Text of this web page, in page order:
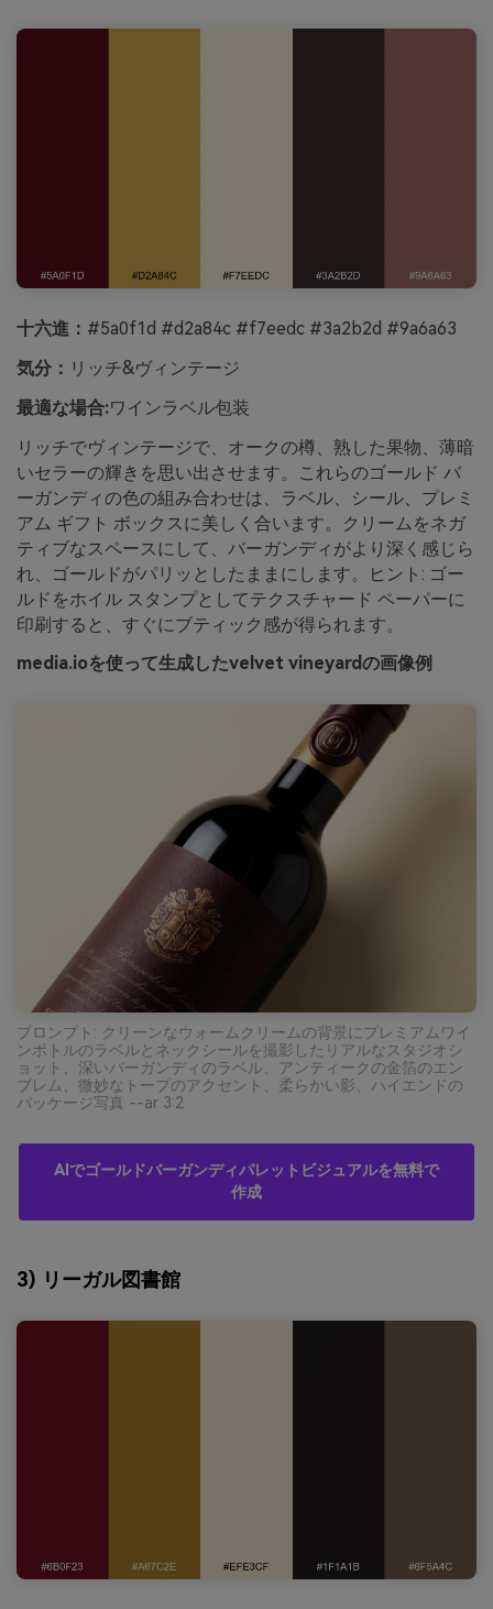
十六進： #5a0f1d #d2a84c #f7eedc #3a2b2d #9a6a63
気分： リッチ&ヴィンテージ
最適な場合:ワインラベル包装
リッチでヴィンテージで、オークの樽、熟した果物、薄暗
いセラーの輝きを思い出させます。これらのゴールド バ
ーガンディの色の組み合わせは、ラベル、シール、プレミ
アム ギフト ボックスに美しく合います。クリームをネガ
ティブなスペースにして、バーガンディがより深く感じら
れ、ゴールドがパリッとしたままにします。ヒント: ゴー
ルドをホイル スタンプとしてテクスチャード ペーパーに
印刷すると、すぐにブティック感が得られます。
media.ioを使って生成したvelvet vineyardの画像例
プロンプト: クリーンなウォームクリームの背景にプレミアムワイ
ンボトルのラベルとネックシールを撮影したリアルなスタジオシ
ョット、深いバーガンディのラベル、アンティークの金箔のエン
ブレム、微妙なトープのアクセント、柔らかい影、ハイエンドの
パッケージ写真 --ar 3:2
AIでゴールドバーガンディパレットビジュアルを無料で
作成
3) リーガル図書館